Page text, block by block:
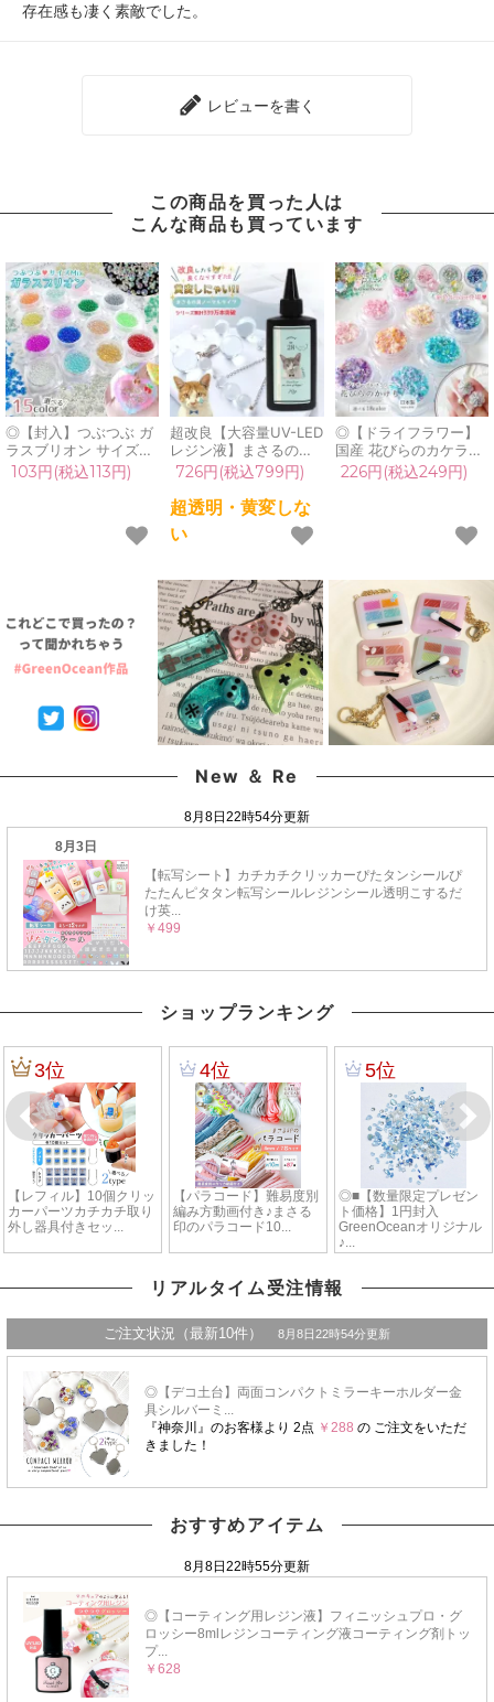
存在感も凄く素敵でした。
レビューを書く
この商品を買った人は
こんな商品も買っています
◎【封入】つぶつぶ ガ
ラスブリオン サイズ
mix レジン封入素材 オ
ーロラ 封入パーツ ガラ
カラフル キラキラ 手芸
103円(税込113円)
超改良【大容量UV-LED
レジン液】まさるの涙
ver.03 超透明 70g 初心
者 作家 コーティング
ハード 黄変しない 高品
質 クリア 猫 UVレジン
液 安い おすすめ
726円(税込799円)
超透明・黄変しな
い
◎【ドライフラワー】
国産 花びらのカケラ
MIX プリザーブドフラ
ワー レジン封入素材 封
GreenOceanオリジナ
226円(税込249円)
New ＆ Re
ショップランキング
リアルタイム受注情報
おすすめアイテム